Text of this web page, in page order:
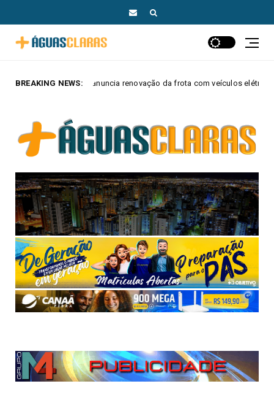
BREAKING NEWS:
renovação da frota com veículos elétricos e híbridos MAIS